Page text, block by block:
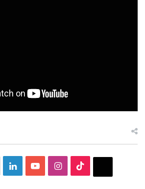
LinkedInYouTubeInstagram